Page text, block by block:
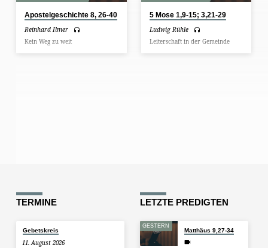
Apostelgeschichte 8, 26-40
Reinhard Ilmer
Kein Weg zu weit
5 Mose 1,9-15; 3,21-29
Ludwig Rühle
Leiterschaft in der Gemeinde
TERMINE
Gebetskreis
11. August 2026
LETZTE PREDIGTEN
GESTERN
Matthäus 9,27-34